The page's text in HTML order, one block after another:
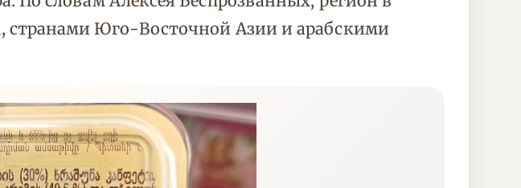
странами Юго-Восточной Азии и арабскими